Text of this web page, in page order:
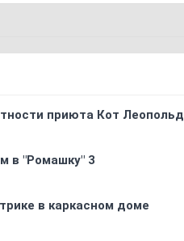
приюта Кот
в "Ромашку" 3
в каркасном доме